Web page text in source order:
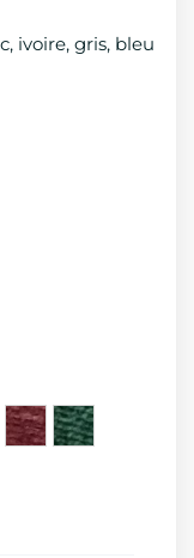
ivoire, gris, bleu